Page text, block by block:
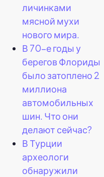
личинками
мясной мухи
нового мира.
В 70-е годы у
берегов Флориды
было затоплено 2
миллиона
автомобильных
шин. Что они
делают сейчас?
В Турции
археологи
обнаружили